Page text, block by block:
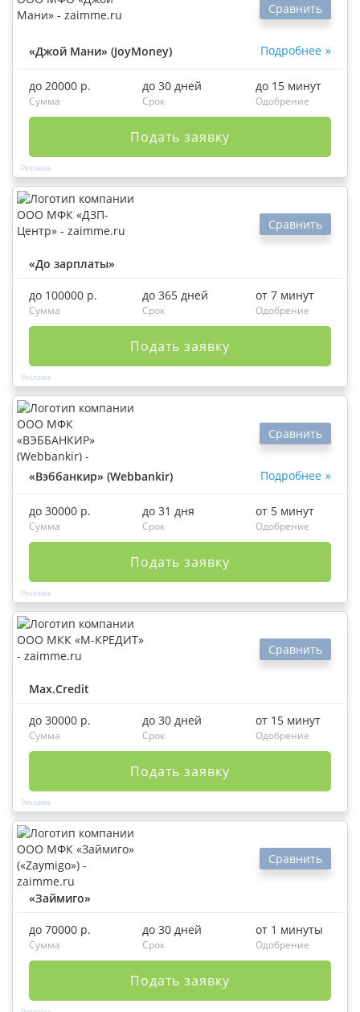
«Джой Мани» (JoyMoney) Подробнее
Сравнить
до 20000 р.
Сумма
до 30 дней
Срок
до 15 минут
Одобрение
Подать заявку
«До зарплаты»
Сравнить
до 100000 р.
Сумма
до 365 дней
Срок
от 7 минут
Одобрение
Подать заявку
«Вэббанкир» (Webbankir) Подробнее
Сравнить
до 30000 р.
Сумма
до 31 дня
Срок
от 5 минут
Одобрение
Подать заявку
Max.Credit
Сравнить
до 30000 р.
Сумма
до 30 дней
Срок
от 15 минут
Одобрение
Подать заявку
«Займиго»
Сравнить
до 70000 р.
Сумма
до 30 дней
Срок
от 1 минуты
Одобрение
Подать заявку